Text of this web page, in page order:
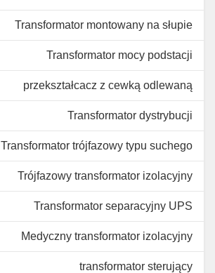
Transformator montowany na słupie
Transformator mocy podstacji
przekształcacz z cewką odlewaną
Transformator dystrybucji
Transformator trójfazowy typu suchego
Trójfazowy transformator izolacyjny
Transformator separacyjny UPS
Medyczny transformator izolacyjny
transformator sterujący